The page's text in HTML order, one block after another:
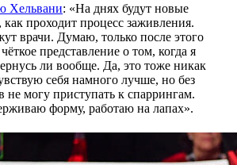
Хельвани: «На днях будут новые
проходит процесс заживления.
врачи. Думаю, только после этого
представление о том, когда я
ли вообще. Да, это тоже никак
себя намного лучше, но без
не могу приступать к спаррингам.
форму, работаю на лапах».